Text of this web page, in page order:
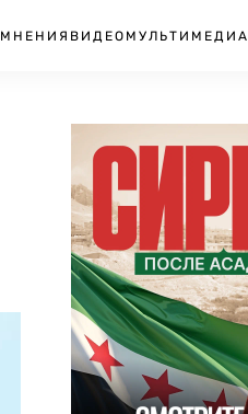
МНЕНИЯ ВИДЕО МУЛЬТИМЕДИА